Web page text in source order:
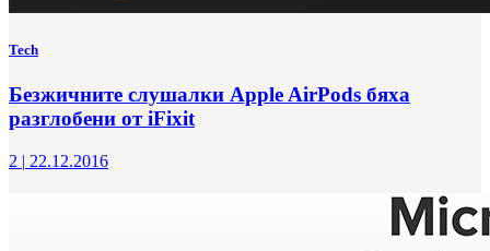
Tech
Безжичните слушалки Apple AirPods бяха
разглобени от iFixit
2 | 22.12.2016